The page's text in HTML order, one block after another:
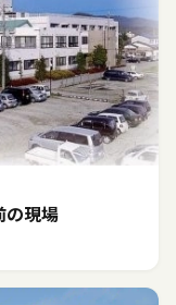
の現場